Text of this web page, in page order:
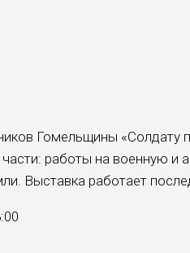
Гомельщины «Солдату
работы на военную и
Выставка работает